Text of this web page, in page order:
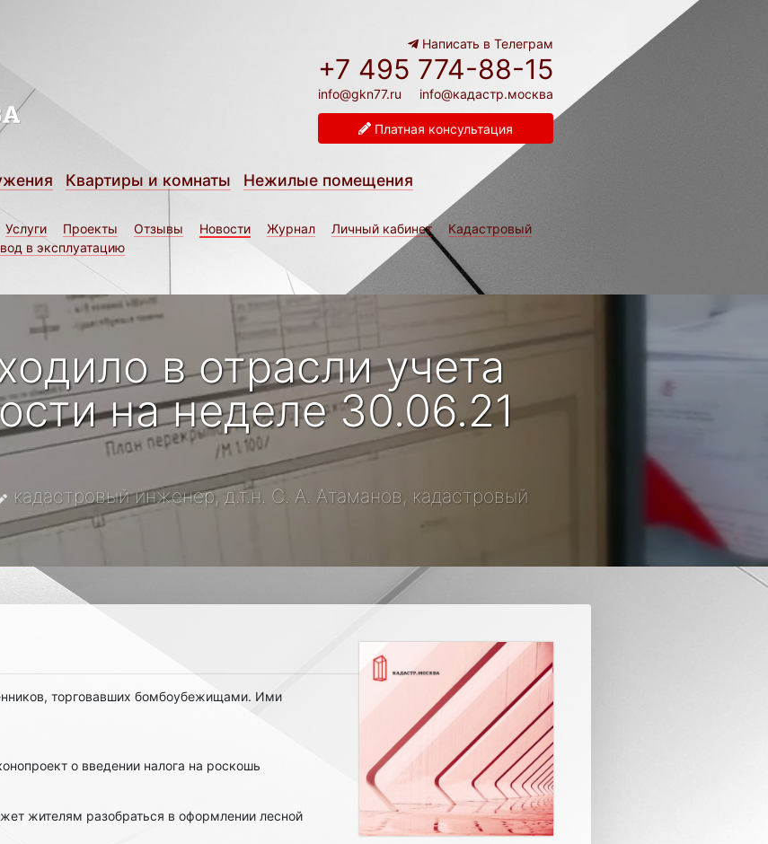
Написать в Телеграм
+7 495 774-88-15
info@gkn77.ru info@кадастр.москва
Платная консультация
Квартиры и комнаты
Нежилые помещения
Услуги Проекты Отзывы Новости Журнал Личный кабинет
Кадастровый
в эксплуатацию
в отрасли учета
на неделе 30.06.21
кадастровый инженер, д.т.н. С. А. Атаманов, кадастровый
торговавших бомбоубежищами. Ими
о введении налога на роскошь
жителям разобраться в оформлении лесной